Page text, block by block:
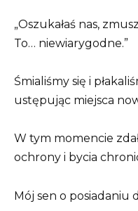
„Oszukałaś nas,
To… niewiarygodne.”
Śmialiśmy się i
ustępując miejsca
W tym momencie
ochrony i bycia
Mój sen o posiadaniu